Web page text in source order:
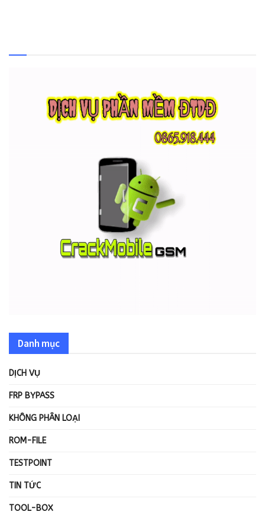
Danh mục
DỊCH VỤ
FRP BYPASS
KHÔNG PHÂN LOẠI
ROM-FILE
TESTPOINT
TIN TỨC
TOOL-BOX